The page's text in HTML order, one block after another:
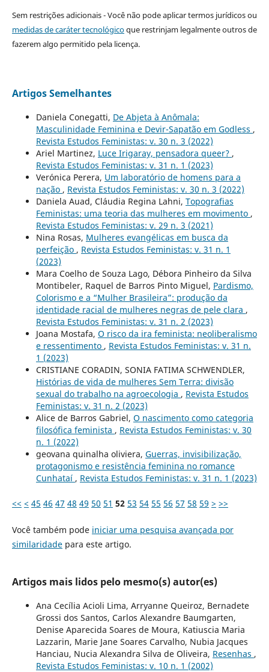
Sem restrições adicionais - Você não pode aplicar termos jurídicos ou
medidas de caráter tecnológicoque restrinjam legalmente outros de
fazerem algo permitido pela licença.
Artigos Semelhantes
Daniela Conegatti, De Abjeta à Anômala:
Masculinidade Feminina e Devir-Sapatão em Godless ,
Revista Estudos Feministas: v. 30 n. 3 (2022)
Ariel Martinez, Luce Irigaray, pensadora queer? ,
Revista Estudos Feministas: v. 31 n. 1 (2023)
Verónica Perera, Um laboratório de homens para a
nação , Revista Estudos Feministas: v. 30 n. 3 (2022)
Daniela Auad, Cláudia Regina Lahni, Topografias
Feministas: uma teoria das mulheres em movimento ,
Revista Estudos Feministas: v. 29 n. 3 (2021)
Nina Rosas, Mulheres evangélicas em busca da
perfeição , Revista Estudos Feministas: v. 31 n. 1
(2023)
Mara Coelho de Souza Lago, Débora Pinheiro da Silva
Montibeler, Raquel de Barros Pinto Miguel, Pardismo,
Colorismo e a “Mulher Brasileira”: produção da
identidade racial de mulheres negras de pele clara ,
Revista Estudos Feministas: v. 31 n. 2 (2023)
Joana Mostafa, O risco da ira feminista: neoliberalismo
e ressentimento , Revista Estudos Feministas: v. 31 n.
1 (2023)
CRISTIANE CORADIN, SONIA FATIMA SCHWENDLER,
Histórias de vida de mulheres Sem Terra: divisão
sexual do trabalho na agroecologia , Revista Estudos
Feministas: v. 31 n. 2 (2023)
Alice de Barros Gabriel, O nascimento como categoria
filosófica feminista , Revista Estudos Feministas: v. 30
n. 1 (2022)
geovana quinalha oliviera, Guerras, invisibilização,
protagonismo e resistência feminina no romance
Cunhataí , Revista Estudos Feministas: v. 31 n. 1 (2023)
<< < 45 46 47 48 49 50 51 52 53 54 55 56 57 58 59 > >>
Você também pode iniciar uma pesquisa avançada por
similaridadepara este artigo.
Artigos mais lidos pelo mesmo(s) autor(es)
Ana Cecília Acioli Lima, Arryanne Queiroz, Bernadete
Grossi dos Santos, Carlos Alexandre Baumgarten,
Denise Aparecida Soares de Moura, Katiuscia Maria
Lazzarin, Marie Jane Soares Carvalho, Nubia Jacques
Hanciau, Nucia Alexandra Silva de Oliveira, Resenhas ,
Revista Estudos Feministas: v. 10 n. 1 (2002)